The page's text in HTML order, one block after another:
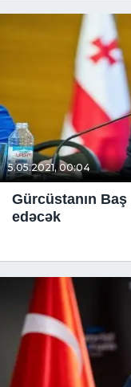
5.05.2021, 00:04
Gürcüstanın
edəcək